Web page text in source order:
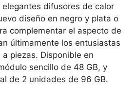
elegantes difusores de calor
diseño en negro y plata o
complementar el aspecto de
últimamente los entusiastas
a piezas. Disponible en
sencillo de 48 GB, y
de 2 unidades de 96 GB.